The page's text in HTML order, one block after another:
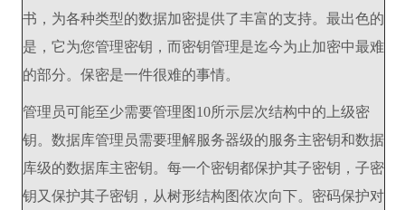
书，为各种类型的数据加密提供了丰富的支持。最出色的
是，它为您管理密钥，而密钥管理是迄今为止加密中最难
的部分。保密是一件很难的事情。
管理员可能至少需要管理图10所示层次结构中的上级密
钥。数据库管理员需要理解服务器级的服务主密钥和数据
库级的数据库主密钥。每一个密钥都保护其子密钥，子密
钥又保护其子密钥，从树形结构图依次向下。密码保护对